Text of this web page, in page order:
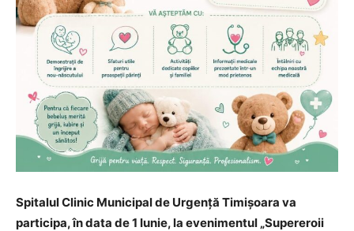
Spitalul Clinic Municipal de Urgență Timișoara va
participa, în data de 1 Iunie, la evenimentul „Supereroii